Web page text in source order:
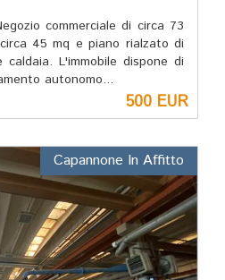
commerciale di circa 73
45 mq e piano rialzato di
L'immobile dispone di
autonomo...
500 EUR
Capannone In Affitto